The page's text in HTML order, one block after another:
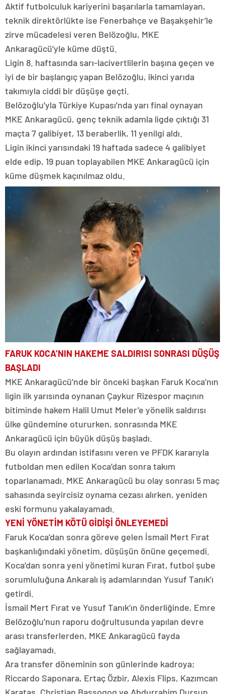
Aktif futbolculuk kariyerini başarılarla tamamlayan,
teknik direktörlükte ise Fenerbahçe ve Başakşehir’le
zirve mücadelesi veren Belözoğlu, MKE
Ankaragücü’yle küme düştü.
Ligin 8. haftasında sarı-lacivertlilerin başına geçen ve
iyi de bir başlangıç yapan Belözoğlu, ikinci yarıda
takımıyla ciddi bir düşüşe geçti.
Belözoğlu’yla Türkiye Kupası’nda yarı final oynayan
MKE Ankaragücü, genç teknik adamla ligde çıktığı 31
maçta 7 galibiyet, 13 beraberlik, 11 yenilgi aldı.
Ligin ikinci yarısındaki 19 haftada sadece 4 galibiyet
elde edip, 19 puan toplayabilen MKE Ankaragücü için
küme düşmek kaçınılmaz oldu.
FARUK KOCA’NIN HAKEME SALDIRISI SONRASI DÜŞÜŞ
BAŞLADI
MKE Ankaragücü’nde bir önceki başkan Faruk Koca’nın
ligin ilk yarısında oynanan Çaykur Rizespor maçının
bitiminde hakem Halil Umut Meler’e yönelik saldırısı
ülke gündemine otururken, sonrasında MKE
Ankaragücü için büyük düşüş başladı.
Bu olayın ardından istifasını veren ve PFDK kararıyla
futboldan men edilen Koca’dan sonra takım
toparlanamadı. MKE Ankaragücü bu olay sonrası 5 maç
sahasında seyircisiz oynama cezası alırken, yeniden
eski formunu yakalayamadı.
YENİ YÖNETİM KÖTÜ GİDİŞİ ÖNLEYEMEDİ
Faruk Koca’dan sonra göreve gelen İsmail Mert Fırat
başkanlığındaki yönetim, düşüşün önüne geçemedi.
Koca’dan sonra yeni yönetimi kuran Fırat, futbol şube
sorumluluğuna Ankaralı iş adamlarından Yusuf Tanık’ı
getirdi.
İsmail Mert Fırat ve Yusuf Tanık’ın önderliğinde, Emre
Belözoğlu’nun raporu doğrultusunda yapılan devre
arası transferlerden, MKE Ankaragücü fayda
sağlayamadı.
Ara transfer döneminin son günlerinde kadroya;
Riccardo Saponara, Ertaç Özbir, Alexis Flips, Kazımcan